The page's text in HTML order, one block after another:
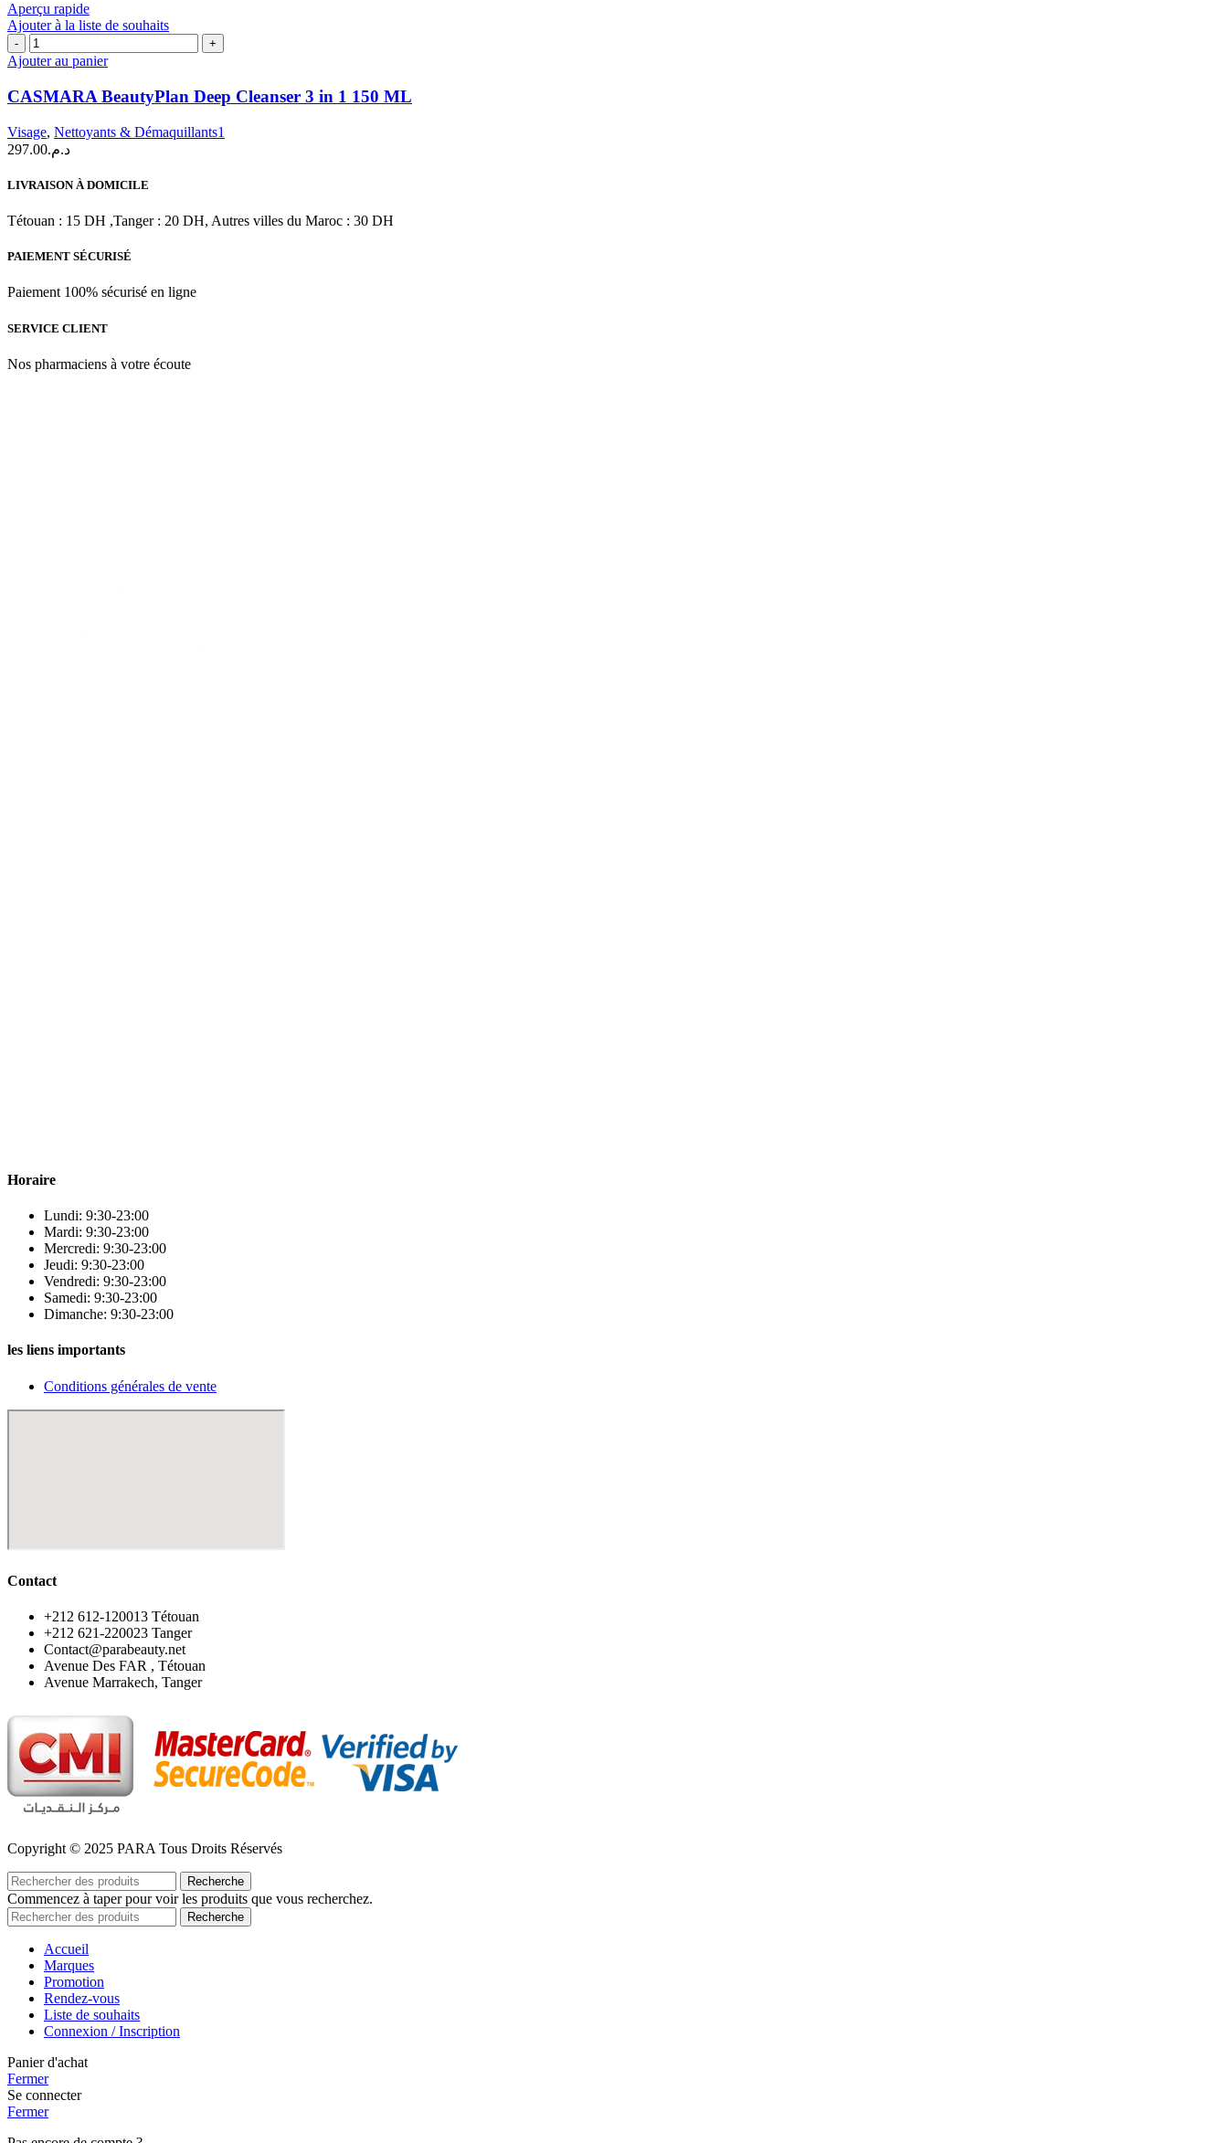
Aperçu rapide
Ajouter à la liste de souhaits
quantité
de
CASMARA
BeautyPlan
Deep
3
in
150
Ajouter au panier
CASMARA BeautyPlan Deep Cleanser 3 in 1 150 ML
Visage, Nettoyants & Démaquillants1
د.م.297.00
LIVRAISON À DOMICILE
Tétouan : 15 DH ,Tanger : 20 DH, Autres villes du Maroc : 30 DH
PAIEMENT SÉCURISÉ
Paiement 100% sécurisé en ligne
SERVICE CLIENT
Nos pharmaciens à votre écoute
Horaire
Lundi: 9:30-23:00
Mardi: 9:30-23:00
Mercredi: 9:30-23:00
Jeudi: 9:30-23:00
Vendredi: 9:30-23:00
Samedi: 9:30-23:00
Dimanche: 9:30-23:00
les liens importants
Conditions générales de vente
Contact
‪+212 612-120013 Tétouan
‪+212 621-220023 Tanger
Contact@parabeauty.net
Avenue Des FAR , Tétouan
Avenue Marrakech, Tanger
Copyright © 2025 PARA Tous Droits Réservés
Recherche
Commencez à taper pour voir les produits que vous recherchez.
Recherche
Accueil
Marques
Promotion
Rendez-vous
Liste de souhaits
Connexion / Inscription
Panier d'achat
Fermer
Se connecter
Fermer